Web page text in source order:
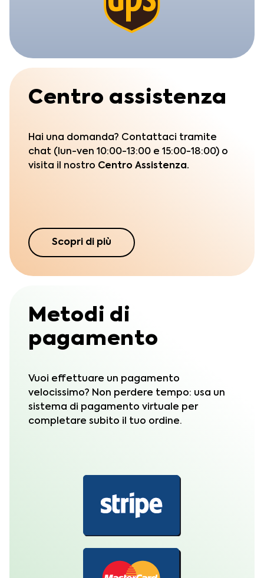
Centro assistenza
Hai una domanda? Contattaci tramite
chat (lun-ven 10:00-13:00 e 15:00-18:00) o
visita il nostro Centro Assistenza.
Scopri di più
Metodi di
pagamento
Vuoi effettuare un pagamento
velocissimo? Non perdere tempo: usa un
sistema di pagamento virtuale per
completare subito il tuo ordine.